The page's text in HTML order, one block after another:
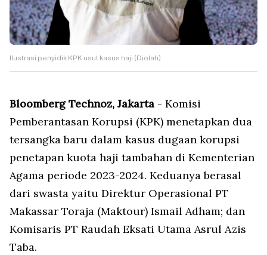
Ilustrasi penyidik KPK usut kasus haji (Diolah)
Bloomberg Technoz, Jakarta - Komisi
Pemberantasan Korupsi (KPK) menetapkan dua
tersangka baru dalam kasus dugaan korupsi
penetapan kuota haji tambahan di Kementerian
Agama periode 2023-2024. Keduanya berasal
dari swasta yaitu Direktur Operasional PT
Makassar Toraja (Maktour) Ismail Adham; dan
Komisaris PT Raudah Eksati Utama Asrul Azis
Taba.